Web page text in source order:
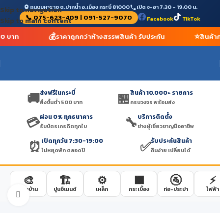
Skip to navigation
Skip to main content
ถนนมหาราช ต.ปากน้ำ อ.เมือง กระบี่ 81000 เปิด จ-อา 7:30 – 19:00 น.
📞 075-623-409 | 091-527-9070 Facebook TikTok
บาท 💰ราคาถูกกว่าห้างสรรพสินค้า รับประกัน ⭐สินค้า
🚚ส่งฟรีในกระบี่
สั่งขั้นต่ำ 500 บาท 🏪สินค้า 10,000+ รายการ
ครบวงจร พร้อมส่ง
💳ผ่อน 0% ทุกธนาคาร
รับบัตรเครดิตทุกใบ 🔧บริการติดตั้ง
ช่างผู้เชี่ยวชาญมืออาชีพ
⏰ เปิดทุกวัน 7:30-19:00
ไม่หยุดพัก ตลอดปี ✅รับประกันสินค้า
คืนง่าย เปลี่ยนได้
🎨
สีทาบ้าน
🏗️
ปูนซีเมนต์
⚙️
เหล็ก
🟫
กระเบื้อง
🚰
ท่อ-ประปา
⚡
ไฟฟ้า
Click to enlarge